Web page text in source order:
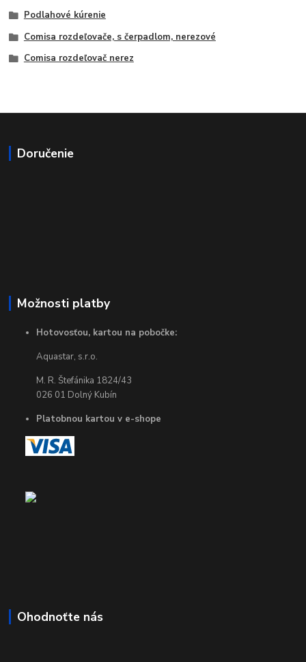
Podlahové kúrenie
Comisa rozdeľovače, s čerpadlom, nerezové
Comisa rozdeľovač nerez
Doručenie
Možnosti platby
Hotovosťou, kartou na pobočke:
Aquastar, s.r.o.
M. R. Štefánika 1824/43
026 01 Dolný Kubín
Platobnou kartou v e-shope
Ohodnoťte nás